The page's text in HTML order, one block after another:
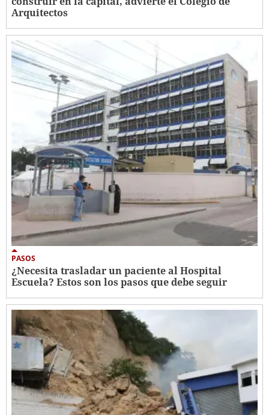
Arquitectos
PASOS
¿Necesita trasladar un paciente al Hospital
Escuela? Estos son los pasos que debe seguir